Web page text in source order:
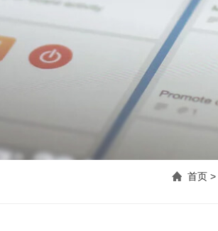
首页>